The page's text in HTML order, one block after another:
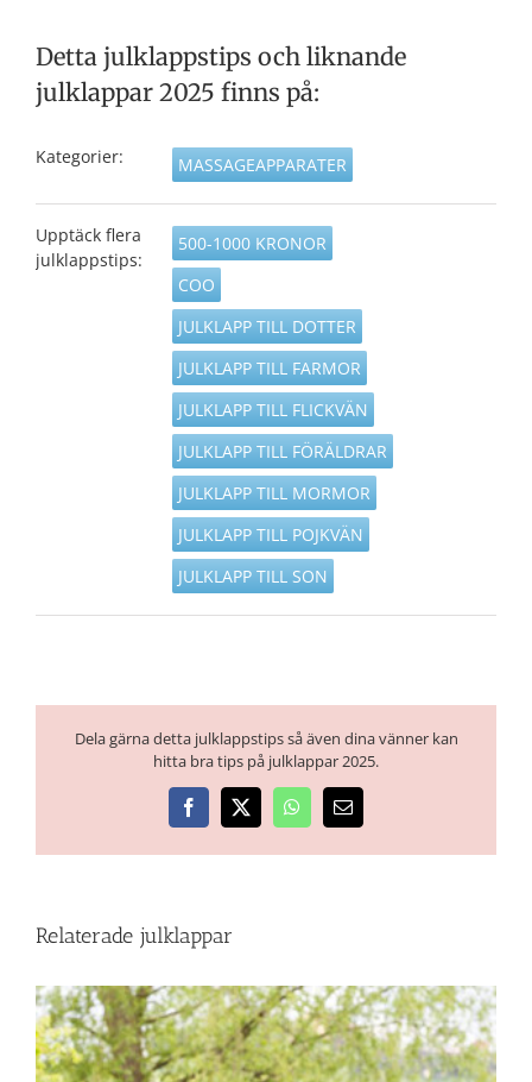
Detta julklappstips och liknande
julklappar 2025 finns på:
Kategorier: MASSAGEAPPARATER
Upptäck flera
julklappstips:
500-1000 KRONOR
COO
JULKLAPP TILL DOTTER
JULKLAPP TILL FARMOR
JULKLAPP TILL FLICKVÄN
JULKLAPP TILL FÖRÄLDRAR
JULKLAPP TILL MORMOR
JULKLAPP TILL POJKVÄN
JULKLAPP TILL SON
Dela gärna detta julklappstips så även dina vänner kan
hitta bra tips på julklappar 2025.
Facebook
X WhatsApp
E-
post
Relaterade julklappar